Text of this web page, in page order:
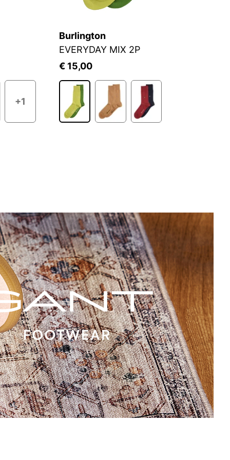
+1
Burlington
EVERYDAY MIX 2P
€ 15,00